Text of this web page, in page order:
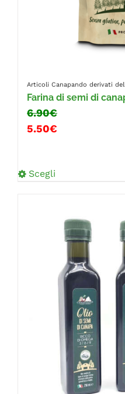
Articoli Canapando derivati
Farina di semi di
6.90€
5.50€
Scegli